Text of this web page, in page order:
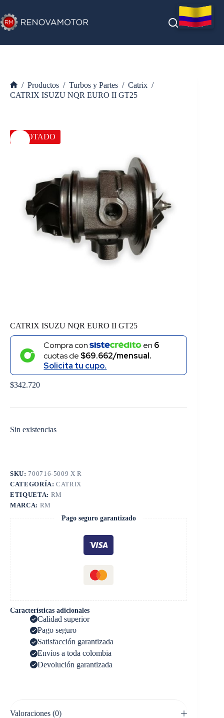
al
contenido
Inicio
/ Productos / Turbos y Partes / Catrix /
CATRIX ISUZU NQR EURO II GT25
AGOTADO
CATRIX ISUZU NQR EURO II GT25
Compra con en 6
cuotas de $69.662/mensual.
Solicita tu cupo.
$342.720
Sin existencias
SKU: 700716-5009 X R
CATEGORÍA:CATRIX
ETIQUETA: RM
MARCA: RM
Pago seguro garantizado
Características adicionales
Calidad superior
Pago seguro
Satisfacción garantizada
Envíos a toda colombia
Devolución garantizada
Valoraciones (0)